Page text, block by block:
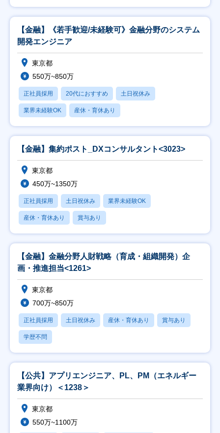
【金融】《若手歓迎/未経験可》金融分野のシステム
開発エンジニア
東京都
550万~850万
正社員採用 20代におすすめ 土日祝休み
業界未経験OK 産休・育休あり
【金融】集約ポスト_DXコンサルタント<3023>
東京都
450万~1350万
正社員採用 土日祝休み 業界未経験OK
産休・育休あり 賞与あり
【金融】金融分野人財戦略（育成・組織開発）企
画・推進担当<1261>
東京都
700万~850万
正社員採用 土日祝休み 産休・育休あり 賞与あり
学歴不問
【公共】アプリエンジニア、PL、PM（エネルギー
業界向け）＜1238＞
東京都
550万~1100万